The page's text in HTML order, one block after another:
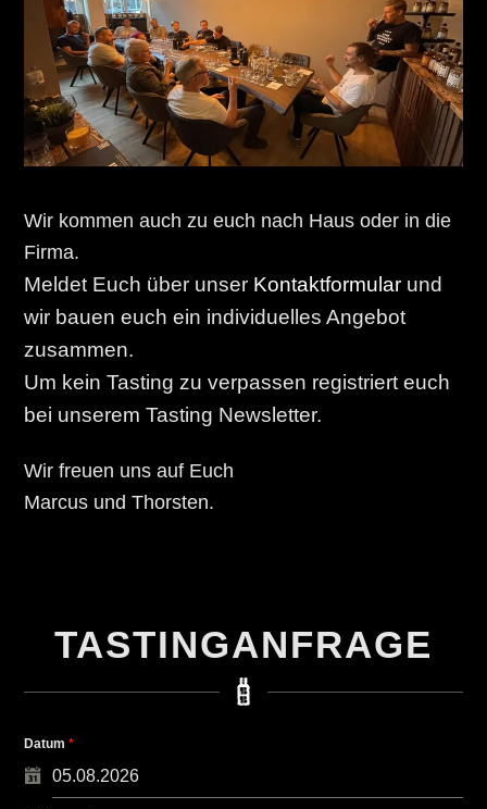
Wir kommen auch zu euch nach Haus oder in die
Firma.
Meldet Euch über unser Kontaktformular und
wir bauen euch ein individuelles Angebot
zusammen.
Um kein Tasting zu verpassen registriert euch
bei unserem Tasting Newsletter.
Wir freuen uns auf Euch
Marcus und Thorsten.
TASTINGANFRAGE
Datum*